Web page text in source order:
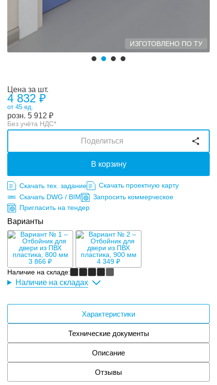
ИЗГОТОВЛЕНО ПО ТУ
Цена за шт.
4 832 ₽
от 45 ед.
розн. 5 912 ₽
Без учёта НДС*
В корзину
Поделиться
Скачать тех. задание
Скачать проектную карту
Скачать DWG / BIM
Запросить коммерческое
Пригласить на тендер
Варианты
3 866 ₽
4 349 ₽
Наличие на складе:
Наличие на складах
Характеристики
Технические документы
Описание
Отзывы